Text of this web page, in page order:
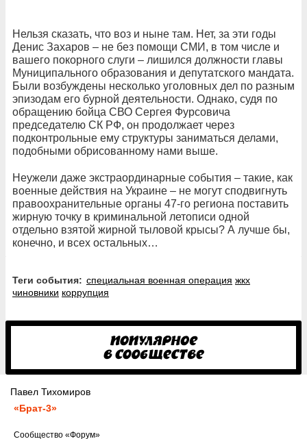
Нельзя сказать, что воз и ныне там. Нет, за эти годы
Денис Захаров – не без помощи СМИ, в том числе и
вашего покорного слуги – лишился должности главы
Муниципального образования и депутатского мандата.
Были возбуждены несколько уголовных дел по разным
эпизодам его бурной деятельности. Однако, судя по
обращению бойца СВО Сергея Фурсовича
председателю СК РФ, он продолжает через
подконтрольные ему структуры заниматься делами,
подобными обрисованному нами выше.
Неужели даже экстраординарные события – такие, как
военные действия на Украине – не могут сподвигнуть
правоохранительные органы 47-го региона поставить
жирную точку в криминальной летописи одной
отдельно взятой жирной тыловой крысы? А лучше бы,
конечно, и всех остальных…
Теги события: специальная военная операция жкх
чиновники коррупция
Павел Тихомиров
«Брат-3»
Cообщество «Форум»